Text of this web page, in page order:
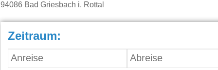
94086 Bad Griesbach i. Rottal
Zeitraum: